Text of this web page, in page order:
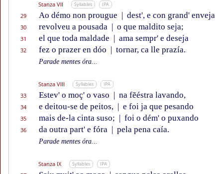
Stanza VII Syllables IPA
29 Ao démo non prougue | dest', e con grand' enveja
30 revolveu a pousada | o que maldito seja;
31 el que toda maldade | ama sempr' e deseja
32 fez o prazer en dóo | tornar, ca lle prazía.
Parade mentes óra...
Stanza VIII Syllables IPA
33 Estev' o moç' o vaso | na fẽéstra lavando,
34 e deitou-se de peitos, | e foi ja que pesando
35 mais de-la cinta suso; | foi o dém' o puxando
36 da outra part' e fóra | pela pena caía.
Parade mentes óra...
Stanza IX Syllables IPA